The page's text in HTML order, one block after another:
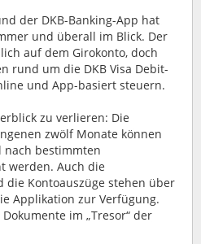
der DKB-Banking-App hat
und überall im Blick. Der
auf dem Girokonto, doch
rund um die DKB Visa Debit-
und App-basiert steuern.
zu verlieren: Die
zwölf Monate können
nach bestimmten
werden. Auch die
die Kontoauszüge stehen über
Applikation zur Verfügung.
im „Tresor“ der